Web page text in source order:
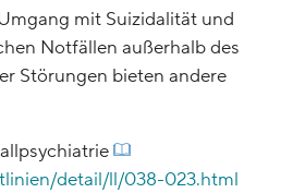
mit Suizidalität und
Notfällen außerhalb des
Störungen bieten andere
detail/ll/038-023.html